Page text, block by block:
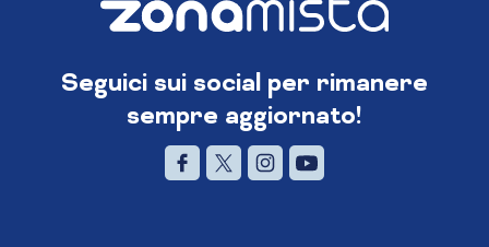
Seguici sui social per rimanere
sempre aggiornato!